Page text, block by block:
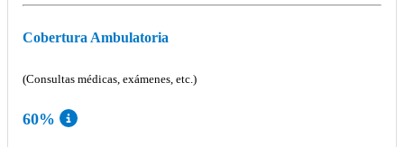
Cobertura Ambulatoria
(Consultas médicas, exámenes, etc.)
60%